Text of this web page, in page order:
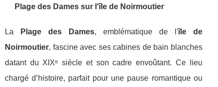
Plage des Dames sur l'île de Noirmoutier
La Plage des Dames, emblématique de l'île de
Noirmoutier, fascine avec ses cabines de bain blanches
datant du XIXᵉ siècle et son cadre envoûtant. Ce lieu
chargé d’histoire, parfait pour une pause romantique ou